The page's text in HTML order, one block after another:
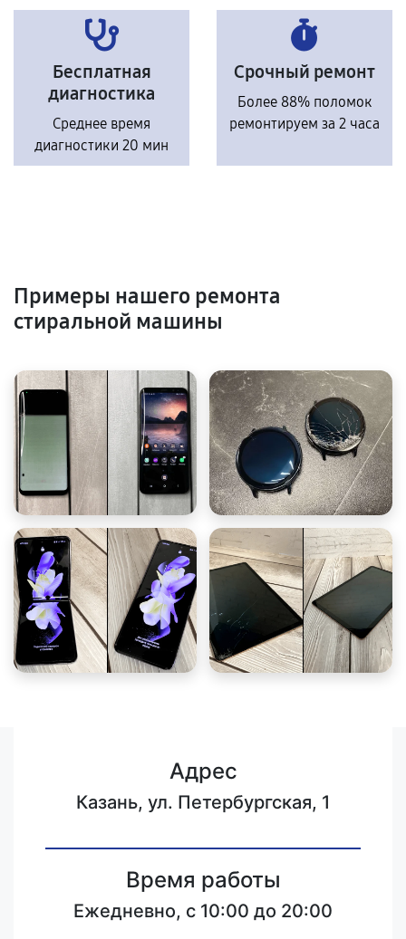
Бесплатная
диагностика
Среднее время
диагностики 20 мин
Срочный ремонт
Более 88% поломок
ремонтируем за 2 часа
Примеры нашего ремонта
стиральной машины
Адрес
Казань, ул. Петербургская, 1
Время работы
Ежедневно, с 10:00 до 20:00